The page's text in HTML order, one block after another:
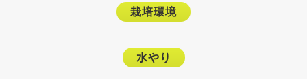
栽培環境
水やり